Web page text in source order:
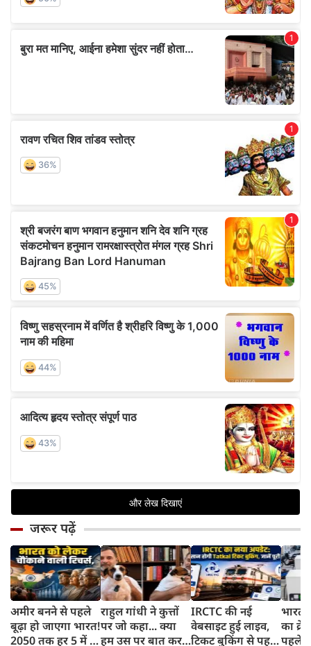
जरूर पढ़ें
अमीर बनने से पहले
बूढ़ा हो जाएगा भारत!
2050 तक हर 5 में 1
राहुल गांधी ने कुत्तों
पर जो कहा... क्या
हम उस पर बात कर
IRCTC की नई
वेबसाइट हुई लाइव,
टिकट बुकिंग से पहले
भारत
का
पहले